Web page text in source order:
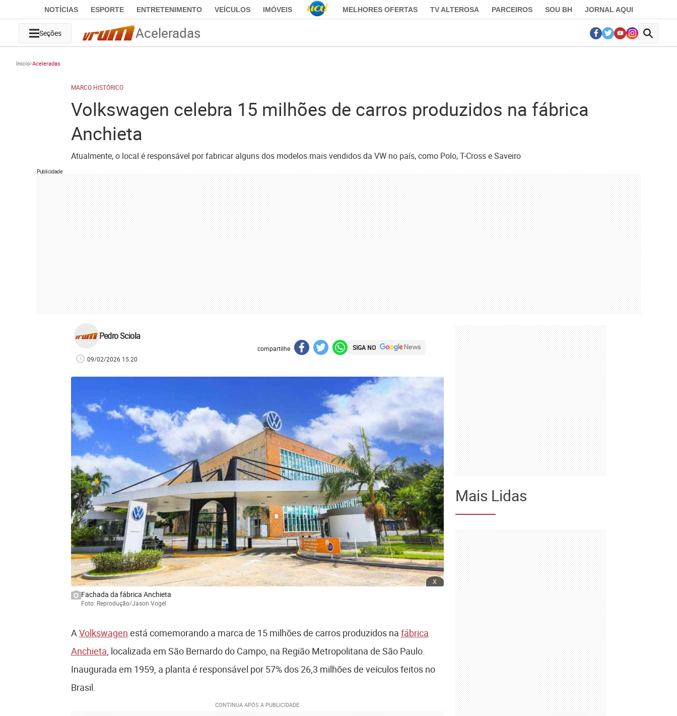
NOTÍCIAS ESPORTE ENTRETENIMENTO VEÍCULOS IMÓVEIS MELHORES OFERTAS TV ALTEROSA PARCEIROS SOU BH JORNAL AQUI
Seções Aceleradas
Início Aceleradas
MARCO HISTÓRICO
Volkswagen celebra 15 milhões de carros produzidos na fábrica
Anchieta
Atualmente, o local é responsável por fabricar alguns dos modelos mais vendidos da VW no país, como Polo, T-Cross e Saveiro
Publicidade
Pedro Sciola
09/02/2026 15:20
compartilhe SIGA NO
x
Fachada da fábrica Anchieta
Foto: Reprodução/Jason Vogel
A Volkswagen está comemorando a marca de 15 milhões de carros produzidos na fábrica
Anchieta , localizada em São Bernardo do Campo, na Região Metropolitana de São Paulo.
Inaugurada em 1959, a planta é responsável por 57% dos 26,3 milhões de veículos feitos no
Brasil.
Mais Lidas